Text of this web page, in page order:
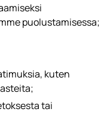
puolustamisessa;
kuten
tai